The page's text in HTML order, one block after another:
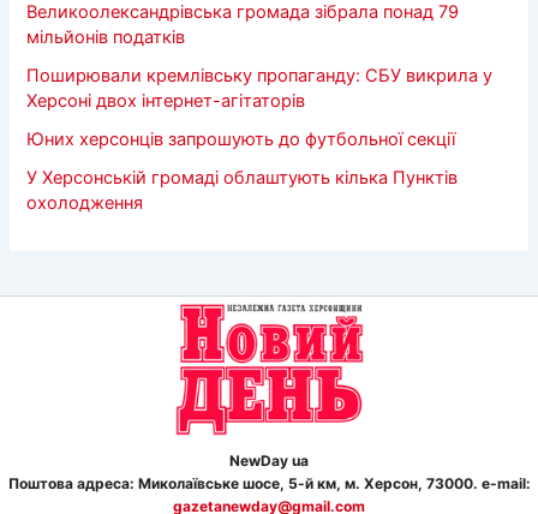
Великоолександрівська громада зібрала понад 79
мільйонів податків
Поширювали кремлівську пропаганду: СБУ викрила у
Херсоні двох інтернет-агітаторів
Юних херсонців запрошують до футбольної секції
У Херсонській громаді облаштують кілька Пунктів
охолодження
NewDay ua
Поштова адреса: Миколаївське шосе, 5-й км, м. Херсон, 73000. e-mail:
gazetanewday@gmail.com